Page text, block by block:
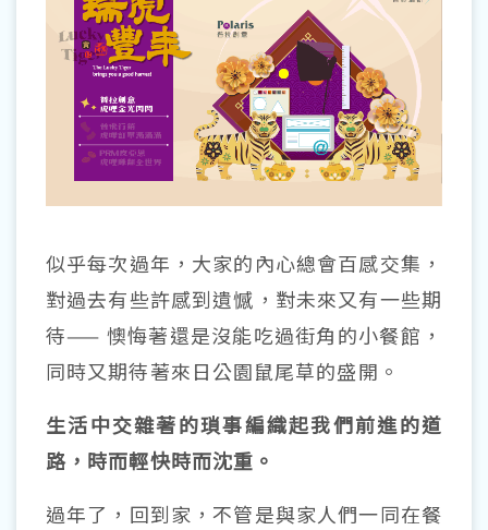
似乎每次過年，大家的內心總會百感交集，
對過去有些許感到遺憾，對未來又有一些期
待—— 懊悔著還是沒能吃過街角的小餐館，
同時又期待著來日公園鼠尾草的盛開。
生活中交雜著的瑣事編織起我們前進的道
路，時而輕快時而沈重。
過年了，回到家，不管是與家人們一同在餐